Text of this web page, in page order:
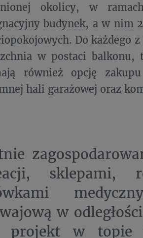
okolicy, w
budynek, a w nim
Do każdego
w postaci
również opcję
hali garażowej oraz
sklepami,
w
projekt w topie